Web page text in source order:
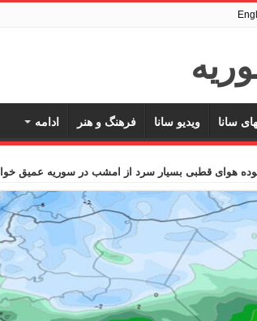
سانا ویدیو سانا فرهنگ و هنر ادامه
هوای قطبی بسیار سرد از امشب در سوریه عمیق